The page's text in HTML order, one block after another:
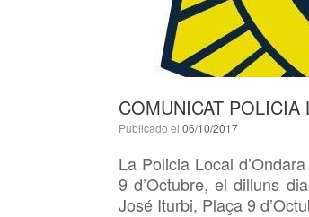
COMUNICAT POLICIA
Publicado el 06/10/2017
La Policia Local
9 d’Octubre, el dilluns
José Iturbi, Plaça 9